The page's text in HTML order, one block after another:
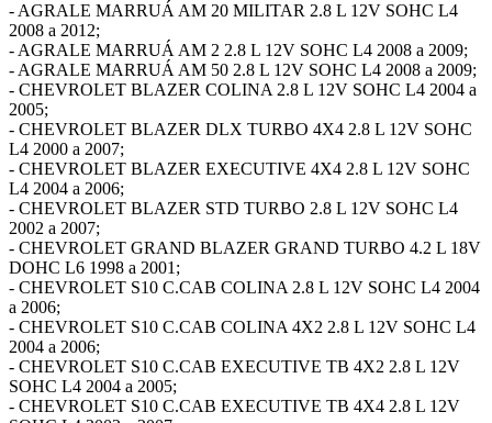
- AGRALE MARRUÁ AM 20 MILITAR 2.8 L 12V SOHC L4
2008 a 2012;
- AGRALE MARRUÁ AM 2 2.8 L 12V SOHC L4 2008 a 2009;
- AGRALE MARRUÁ AM 50 2.8 L 12V SOHC L4 2008 a 2009;
- CHEVROLET BLAZER COLINA 2.8 L 12V SOHC L4 2004 a
2005;
- CHEVROLET BLAZER DLX TURBO 4X4 2.8 L 12V SOHC
L4 2000 a 2007;
- CHEVROLET BLAZER EXECUTIVE 4X4 2.8 L 12V SOHC
L4 2004 a 2006;
- CHEVROLET BLAZER STD TURBO 2.8 L 12V SOHC L4
2002 a 2007;
- CHEVROLET GRAND BLAZER GRAND TURBO 4.2 L 18V
DOHC L6 1998 a 2001;
- CHEVROLET S10 C.CAB COLINA 2.8 L 12V SOHC L4 2004
a 2006;
- CHEVROLET S10 C.CAB COLINA 4X2 2.8 L 12V SOHC L4
2004 a 2006;
- CHEVROLET S10 C.CAB EXECUTIVE TB 4X2 2.8 L 12V
SOHC L4 2004 a 2005;
- CHEVROLET S10 C.CAB EXECUTIVE TB 4X4 2.8 L 12V